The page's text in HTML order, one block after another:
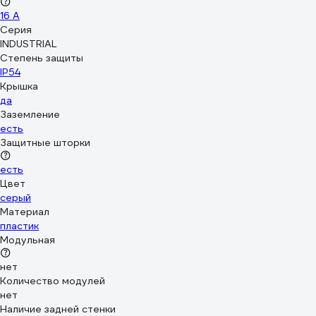
16 А
Серия
INDUSTRIAL
Степень защиты
IP54
Крышка
да
Заземление
есть
Защитные шторки
есть
Цвет
серый
Материал
пластик
Модульная
нет
Количество модулей
нет
Наличие задней стенки